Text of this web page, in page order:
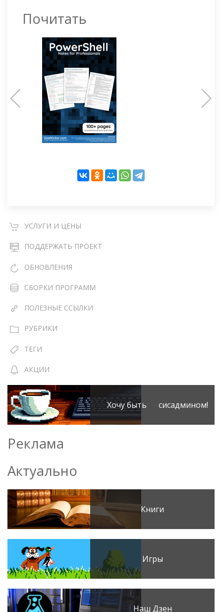
Почитать
УСЛУГИ И ЦЕНЫ
ПОДДЕРЖАТЬ ПРОЕКТ
ОБНОВЛЕНИЯ
СБОРКИ ПРОГРАММ
ПОЛЕЗНЫЕ ССЫЛКИ
РУБРИКИ
ТЕГИ
АКЦИИ
Хочу быть сисадмином!
Реклама
Актуально
Книги
Игры
Наш Дзен